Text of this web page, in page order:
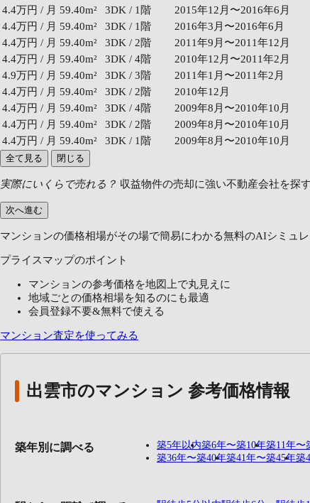
4.4万円 / 月 59.40m² 3DK / 1階
2015年12月〜2016年6月
4.4万円 / 月 59.40m² 3DK / 1階
2016年3月〜2016年6月
4.4万円 / 月 59.40m² 3DK / 2階
2011年9月〜2011年12月
4.4万円 / 月 59.40m² 3DK / 4階
2010年12月〜2011年2月
4.9万円 / 月 59.40m² 3DK / 3階
2011年1月〜2011年2月
4.4万円 / 月 59.40m² 3DK / 2階
2010年12月
4.4万円 / 月 59.40m² 3DK / 4階
2009年8月〜2010年10月
4.4万円 / 月 59.40m² 3DK / 2階
2009年8月〜2010年10月
4.4万円 / 月 59.40m² 3DK / 1階 2009年8月〜2010年10月
全て見る 閉じる
実際にいくらで売れる？ 収益物件の売却に強い不動産会社を探す
次へ進む
マンションの価格相場がその場で簡易にわかる無料のAIシミュ
プライスマップのポイント
マンションの参考価格を地図上で丸見えに
地域ごとの価格相場を知るのにも最適
会員登録不要&無料で使える
マンション査定を使ってみる
出雲市のマンション 参考価格情報
築年別に調べる 築5年以内築6年〜築10年築11年〜
築36年〜築40年築41年〜築45年築